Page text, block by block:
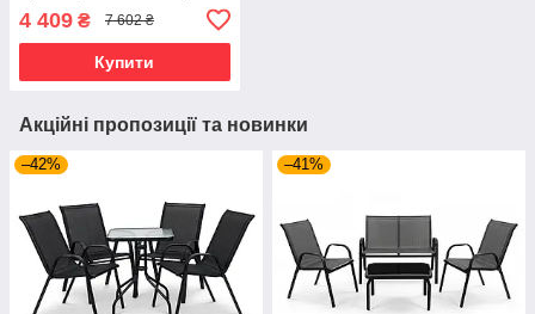
скляна стільниця |
LEOBRO LB-1054 |
4 409 ₴ 7 602 ₴
Купити
Акційні пропозиції та новинки
–42% –41%